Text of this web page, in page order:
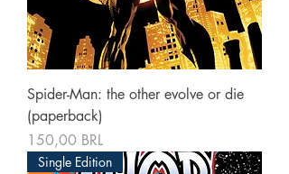
Spider-Man: the other evolve or die
(paperback)
Precio
150,00 BRL
Single Edition